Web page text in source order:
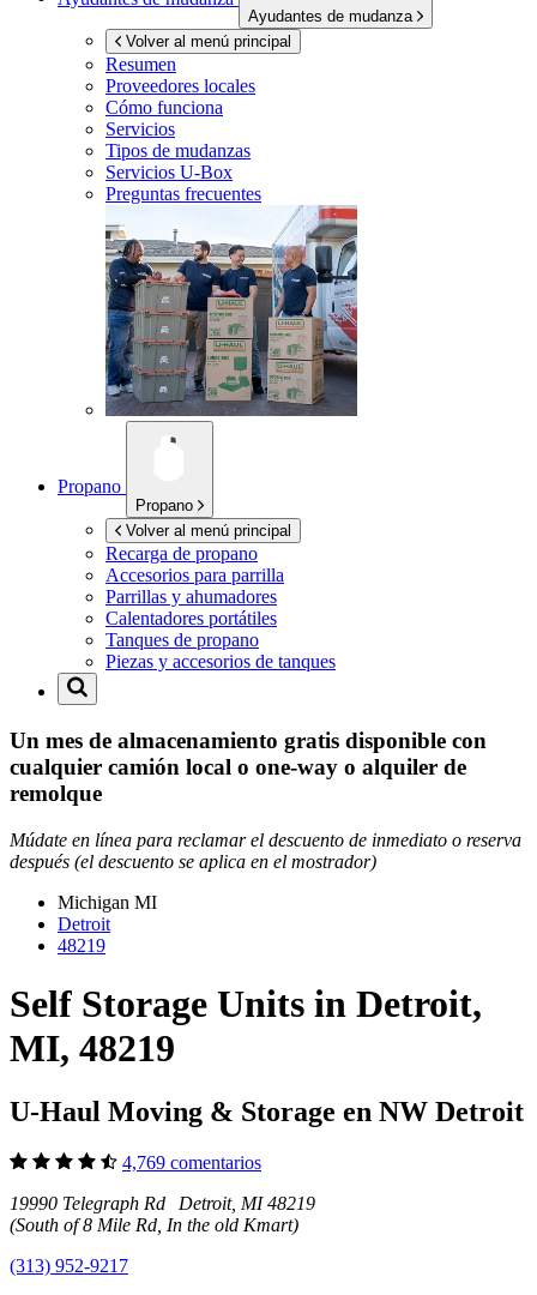
Ayudantes de mudanza
Volver al menú principal
Resumen
Proveedores locales
Cómo funciona
Servicios
Tipos de mudanzas
Servicios U-Box
Preguntas frecuentes
Propano
Propano
Volver al menú principal
Recarga de propano
Accesorios para parrilla
Parrillas y ahumadores
Calentadores portátiles
Tanques de propano
Piezas y accesorios de tanques
Un mes de almacenamiento gratis disponible con
cualquier camión local o one-way o alquiler de
remolque
Múdate en línea para reclamar el descuento de inmediato o reserva
después (el descuento se aplica en el mostrador)
Michigan MI
Detroit
48219
Self Storage Units in Detroit,
MI, 48219
U-Haul Moving & Storage en NW Detroit
4,769 comentarios
19990 Telegraph Rd Detroit, MI 48219
(South of 8 Mile Rd, In the old Kmart)
(313) 952-9217